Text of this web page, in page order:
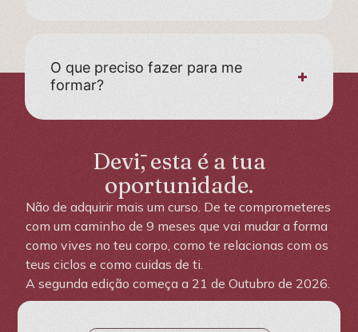
O que preciso fazer para me
formar?
Devī, esta é a tua
oportunidade.
Não de adquirir mais um curso. De te comprometeres
com um caminho de 9 meses que vai mudar a forma
como vives no teu corpo, como te relacionas com os
teus ciclos e como cuidas de ti.
A segunda edição começa a 21 de Outubro de 2026.